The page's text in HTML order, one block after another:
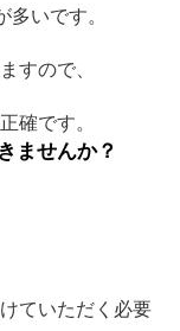
いです。
すので、
確です。
ませんか？
ていただく必要